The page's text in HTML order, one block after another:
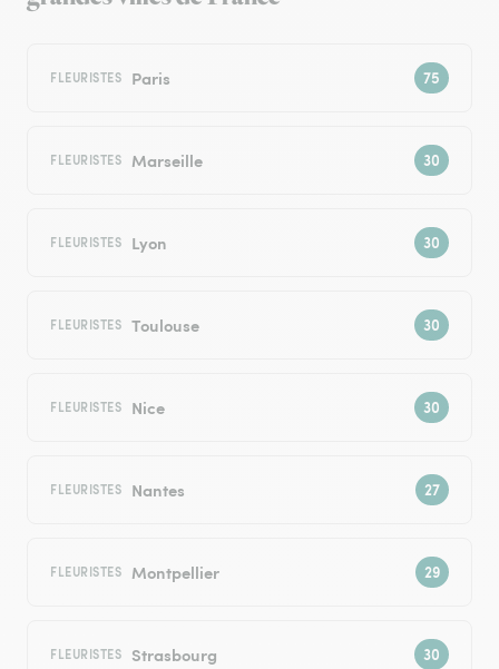
FLEURISTES Paris
FLEURISTES Marseille
FLEURISTES Lyon
FLEURISTES Toulouse
FLEURISTES Nice
FLEURISTES Nantes
FLEURISTES Montpellier
FLEURISTES Strasbourg